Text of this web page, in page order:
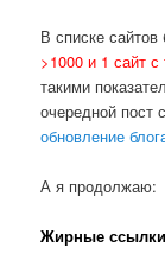
В списке
>1000 и 1 сайт
такими
очередной
обновление
А я продолжаю:
Жирные